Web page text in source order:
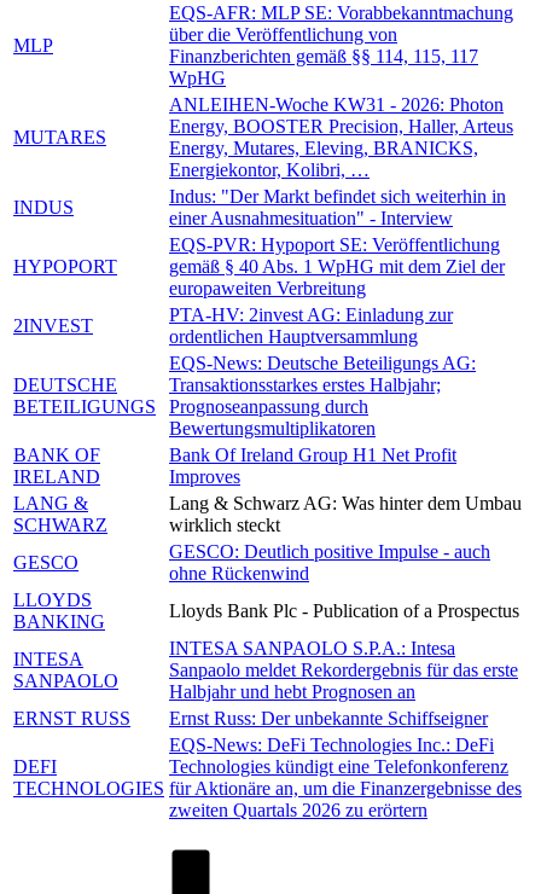
MLP
EQS-AFR: MLP SE: Vorabbekanntmachung
über die Veröffentlichung von
Finanzberichten gemäß §§ 114, 115, 117
WpHG
MUTARES
ANLEIHEN-Woche KW31 - 2026: Photon
Energy, BOOSTER Precision, Haller, Arteus
Energy, Mutares, Eleving, BRANICKS,
Energiekontor, Kolibri, …
INDUS
Indus: "Der Markt befindet sich weiterhin in
einer Ausnahmesituation" - Interview
HYPOPORT
EQS-PVR: Hypoport SE: Veröffentlichung
gemäß § 40 Abs. 1 WpHG mit dem Ziel der
europaweiten Verbreitung
2INVEST
PTA-HV: 2invest AG: Einladung zur
ordentlichen Hauptversammlung
DEUTSCHE
BETEILIGUNGS
EQS-News: Deutsche Beteiligungs AG:
Transaktionsstarkes erstes Halbjahr;
Prognoseanpassung durch
Bewertungsmultiplikatoren
BANK OF
IRELAND
Bank Of Ireland Group H1 Net Profit
Improves
LANG &
SCHWARZ
Lang & Schwarz AG: Was hinter dem Umbau
wirklich steckt
GESCO
GESCO: Deutlich positive Impulse - auch
ohne Rückenwind
LLOYDS
BANKING
Lloyds Bank Plc - Publication of a Prospectus
INTESA
SANPAOLO
INTESA SANPAOLO S.P.A.: Intesa
Sanpaolo meldet Rekordergebnis für das erste
Halbjahr und hebt Prognosen an
ERNST RUSS
Ernst Russ: Der unbekannte Schiffseigner
DEFI
TECHNOLOGIES
EQS-News: DeFi Technologies Inc.: DeFi
Technologies kündigt eine Telefonkonferenz
für Aktionäre an, um die Finanzergebnisse des
zweiten Quartals 2026 zu erörtern